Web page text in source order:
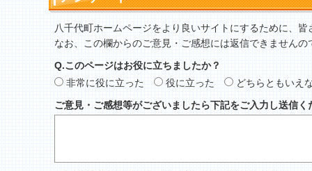
八千代町ホームページをより良いサイトにするために、
なお、この欄からのご意見・ご感想には返信できませんの
Q.このページはお役に立ちましたか？
非常に役に立った
役に立った
どちらともいえ
ご意見・ご感想等がございましたら下記をご入力し送信く